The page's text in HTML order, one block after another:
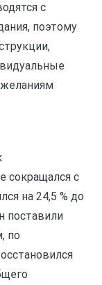
с
поэтому
сокращался с
на 24,5 % до
поставили
по